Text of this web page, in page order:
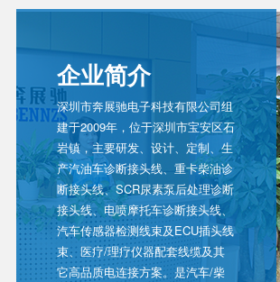
企业简介
深圳市奔展驰电子科技有限公司组
建于2009年，位于深圳市宝安区石
岩镇，主要研发、设计、定制、生
产汽油车诊断接头线、重卡柴油诊
断接头线、SCR尿素泵后处理诊断
接头线、电喷摩托车诊断接头线、
汽车传感器检测线束及ECU插头线
束、医疗/理疗仪器配套线缆及其
它高品质电连接方案。是汽车/柴